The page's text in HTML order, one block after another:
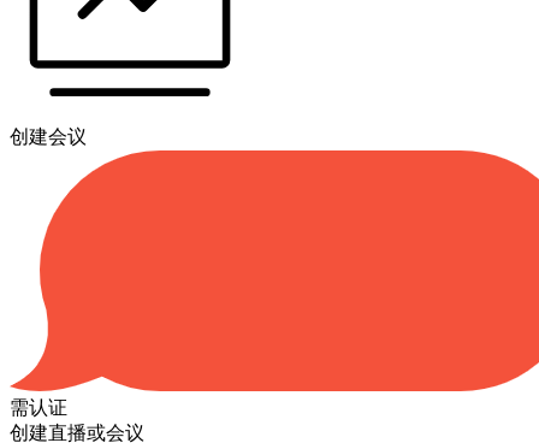
创建会议
需认证
创建直播或会议